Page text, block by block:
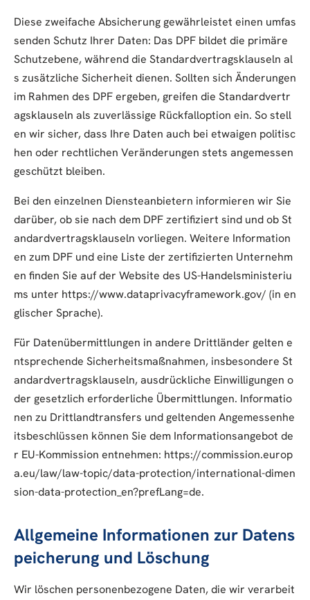
Diese zweifache Absicherung gewährleistet einen umfas
senden Schutz Ihrer Daten: Das DPF bildet die primäre
Schutzebene, während die Standardvertragsklauseln al
s zusätzliche Sicherheit dienen. Sollten sich Änderungen
im Rahmen des DPF ergeben, greifen die Standardvertr
agsklauseln als zuverlässige Rückfalloption ein. So stell
en wir sicher, dass Ihre Daten auch bei etwaigen politisc
hen oder rechtlichen Veränderungen stets angemessen
geschützt bleiben.
Bei den einzelnen Diensteanbietern informieren wir Sie
darüber, ob sie nach dem DPF zertifiziert sind und ob St
andardvertragsklauseln vorliegen. Weitere Information
en zum DPF und eine Liste der zertifizierten Unternehm
en finden Sie auf der Website des US-Handelsministeriu
ms unter https://www.dataprivacyframework.gov/ (in en
glischer Sprache).
Für Datenübermittlungen in andere Drittländer gelten e
ntsprechende Sicherheitsmaßnahmen, insbesondere St
andardvertragsklauseln, ausdrückliche Einwilligungen o
der gesetzlich erforderliche Übermittlungen. Informatio
nen zu Drittlandtransfers und geltenden Angemessenhe
itsbeschlüssen können Sie dem Informationsangebot de
r EU-Kommission entnehmen: https://commission.europ
a.eu/law/law-topic/data-protection/international-dimen
sion-data-protection_en?prefLang=de.
Allgemeine Informationen zur Datens
peicherung und Löschung
Wir löschen personenbezogene Daten, die wir verarbeit